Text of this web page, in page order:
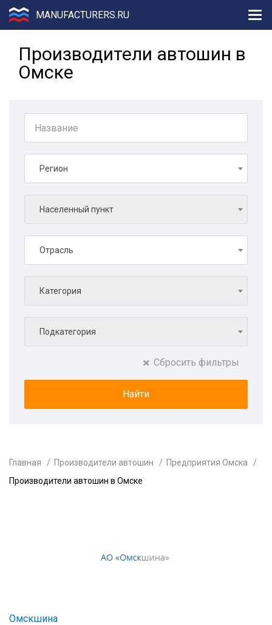
MANUFACTURERS.RU
Производители автошин в
Омске
Регион
Населенный пункт
Отрасль
Категория
Подкатегория
Сбросить фильтры
Главная Производители автошин
Предприятия Омска
Производители автошин в Омске
Омскшина